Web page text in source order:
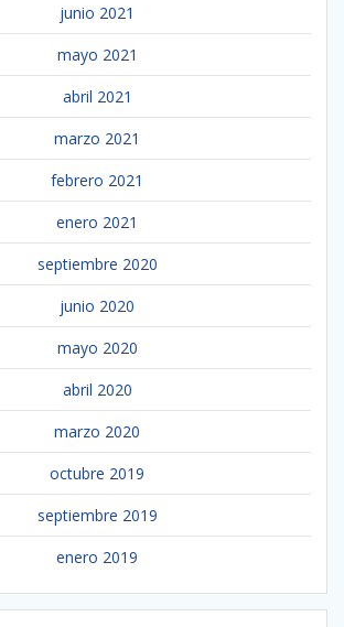
junio 2021
mayo 2021
abril 2021
marzo 2021
febrero 2021
enero 2021
septiembre 2020
junio 2020
mayo 2020
abril 2020
marzo 2020
octubre 2019
septiembre 2019
enero 2019